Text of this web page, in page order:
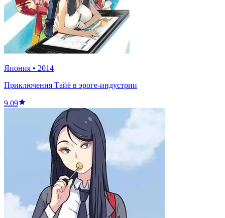
Япония • 2014
Приключения Тайё в эроге-индустрии
9.09